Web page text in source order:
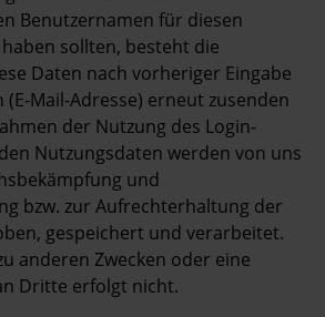
Benutzernamen für diesen
sollten, besteht die
Daten nach vorheriger Eingabe
Mail-Adresse) erneut zusenden
der Nutzung des Login-
Nutzungsdaten werden von uns
und
bzw. zur Aufrechterhaltung der
gespeichert und verarbeitet.
anderen Zwecken oder eine
Dritte erfolgt nicht.